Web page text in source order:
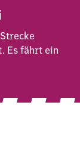
Es fährt ein